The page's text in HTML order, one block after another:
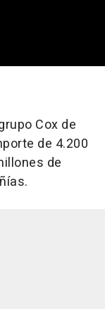
Cox de
de 4.200
de